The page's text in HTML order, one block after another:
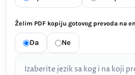
Želim PDF kopiju gotovog prevoda na
Da Ne
Izaberite jezik sa kog i na koji